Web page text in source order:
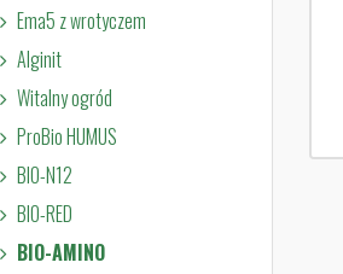
Ema5 z wrotyczem
Alginit
Witalny ogród
ProBio HUMUS
BIO-N12
BIO-RED
BIO-AMINO